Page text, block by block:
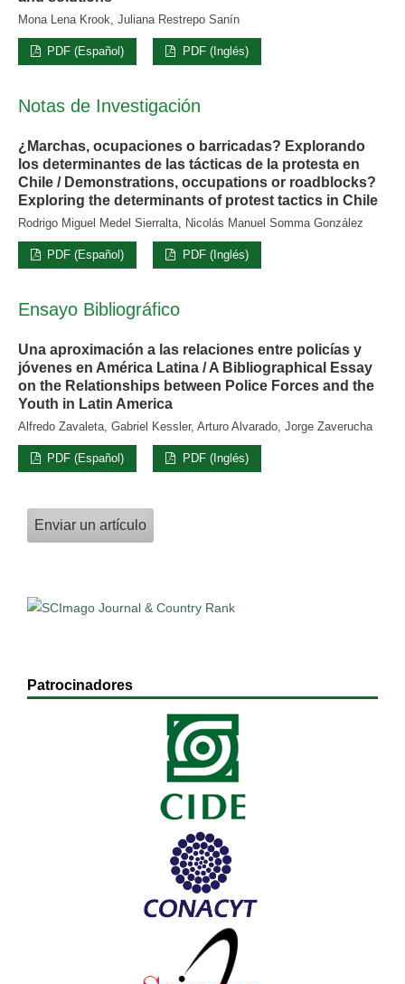
Mona Lena Krook, Juliana Restrepo Sanín
PDF (Español) PDF (Inglés)
Notas de Investigación
¿Marchas, ocupaciones o barricadas? Explorando
los determinantes de las tácticas de la protesta en
Chile / Demonstrations, occupations or roadblocks?
Exploring the determinants of protest tactics in Chile
Rodrigo Miguel Medel Sierralta, Nicolás Manuel Somma González
PDF (Español) PDF (Inglés)
Ensayo Bibliográfico
Una aproximación a las relaciones entre policías y
jóvenes en América Latina / A Bibliographical Essay
on the Relationships between Police Forces and the
Youth in Latin America
Alfredo Zavaleta, Gabriel Kessler, Arturo Alvarado, Jorge Zaverucha
PDF (Español) PDF (Inglés)
Enviar un artículo
Patrocinadores